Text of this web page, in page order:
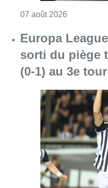
07 août 2026Consulter
Mémorial Van
participera au
hauteur pour